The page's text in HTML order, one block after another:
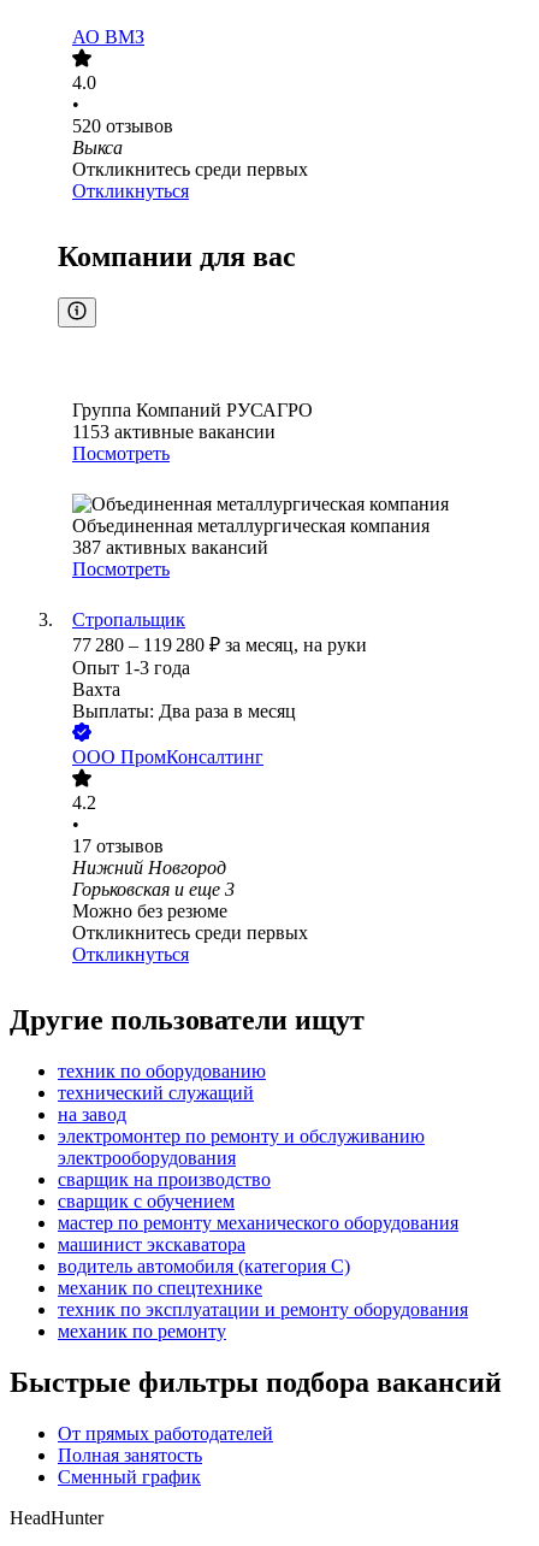
АО ВМЗ
4.0
•
520 отзывов
Выкса
Откликнитесь среди первых
Откликнуться
Компании для вас
Группа Компаний РУСАГРО
1153 активные вакансии
Посмотреть
Объединенная металлургическая компания
387 активных вакансий
Посмотреть
Стропальщик
77 280 – 119 280 ₽ за месяц, на руки
Опыт 1-3 года
Вахта
Выплаты: Два раза в месяц
ООО ПромКонсалтинг
4.2
•
17 отзывов
Нижний Новгород
Горьковская и еще 3
Можно без резюме
Откликнитесь среди первых
Откликнуться
Другие пользователи ищут
техник по оборудованию
технический служащий
на завод
электромонтер по ремонту и обслуживанию
электрооборудования
сварщик на производство
сварщик с обучением
мастер по ремонту механического оборудования
машинист экскаватора
водитель автомобиля (категория C)
механик по спецтехнике
техник по эксплуатации и ремонту оборудования
механик по ремонту
Быстрые фильтры подбора вакансий
От прямых работодателей
Полная занятость
Сменный график
HeadHunter